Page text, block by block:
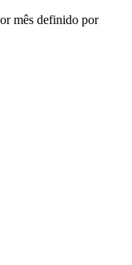
mês definido por